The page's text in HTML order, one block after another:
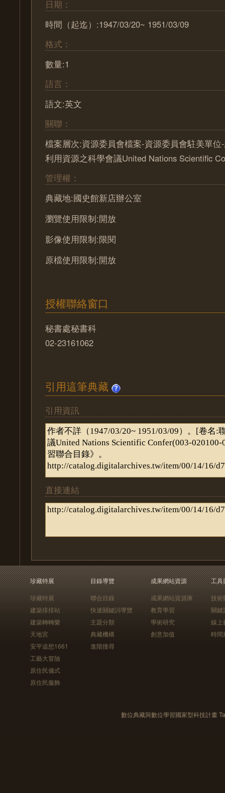
日期：
時間（起迄）:1947/03/20~ 1951/03/09
格式：
數量:1
語言：
語文:英文
關聯：
檔案層次:資源委員會檔案-資源委員會駐美單
利用資源之科學會議United Nations Scientific
管理權：
典藏地:國史館新店辦公室
瀏覽使用限制:開放
影像使用限制:限閱
原檔使用限制:開放
授權聯絡窗口
秘書處秘書科
02-23161062
引用這筆典藏
引用資訊
直接連結
珍藏特展
珍藏特展
建築排排站
建築轉轉樂
天地宮
安平追想1661
工藝大冒險
原住民儀式
原住民服飾
目錄導覽
聯合目錄
快速關鍵詞導覽
主題分類
典藏機構
進階搜尋
成果網站資源
成果網站資源庫
教育學習
學術研究
創意加值
工具
技術
關鍵
線上
時間
數位典藏與數位學習國家型科技計畫